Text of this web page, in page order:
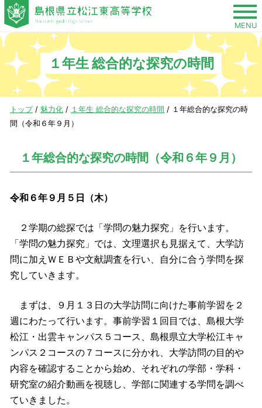
このページの本文へ
MENU
１年生 総合的な探究の時間
現
在
トップ/ 魅力化 / １年生 総合的な探究の時間 / １年総合的な探究の時
間（令和６年９月）
１年総合的な探究の時間（令和６年９月）
令和６年９月５日（木）
２学期の総探では「学問の魅力探究」を行います。
「学問の魅力探究」では、文理選択も見据えて、大学訪
問に加えＷＥＢや文献調査を行い、自分に合う学問を探
究していきます。
まずは、９月１３日の大学訪問に向けた事前学習を２
週にわたって行います。事前学習１回目では、島根大学
松江・出雲キャンパス５コース、島根県立大学松江キャ
ンパス２コースの７コースに分かれ、大学訪問の目的や
内容を確認することから始め、それぞれの学部・学科・
研究室の紹介動画を視聴し、学部に関連する学問を調べ
ていきました。